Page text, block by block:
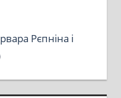
Рєпніна і